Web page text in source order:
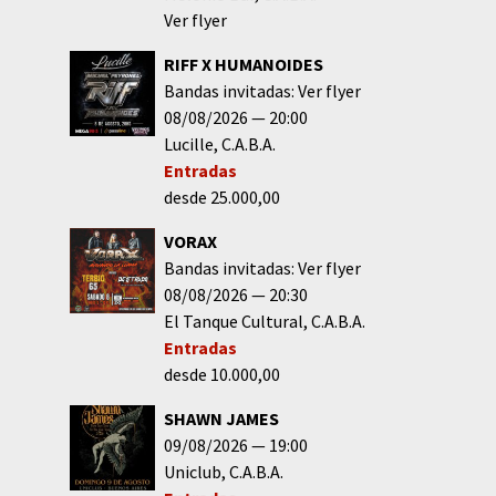
Ver flyer
RIFF X HUMANOIDES
Bandas invitadas: Ver flyer
08/08/2026
20:00
Lucille C.A.B.A.
Entradas
desde 25.000,00
VORAX
Bandas invitadas: Ver flyer
08/08/2026
20:30
El Tanque Cultural C.A.B.A.
Entradas
desde 10.000,00
SHAWN JAMES
09/08/2026
19:00
Uniclub C.A.B.A.